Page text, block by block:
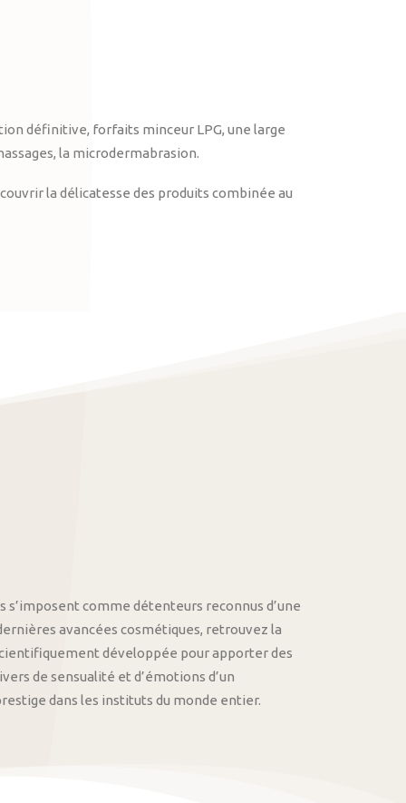
définitive, forfaits minceur LPG, une large
la microdermabrasion.
la délicatesse des produits combinée au
s’imposent comme détenteurs reconnus d’une
avancées cosmétiques, retrouvez la
développée pour apporter des
de sensualité et d’émotions d’un
dans les instituts du monde entier.